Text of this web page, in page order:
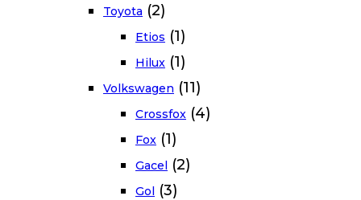
Toyota (2)
Etios (1)
Hilux (1)
Volkswagen (11)
Crossfox (4)
Fox (1)
Gacel (2)
Gol (3)